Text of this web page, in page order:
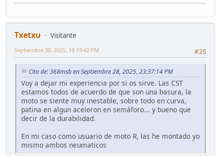
Txetxu
Visitante
#25
Septiembre 30, 2025, 19:19:42 PM
Cita de: 368msb en Septiembre 28, 2025, 23:37:14 PM
Voy a dejar mi experiencia por si os sirve. Las CST
estamos todos de acuerdo de que son una basura, la
moto se siente muy inestable, sobre todo en curva,
patina en algun aceleron en semáforo... y bueno que
decir de la durabilidad.
En mi caso como usuario de moto R, las he montado yo
mismo ambos neumaticos